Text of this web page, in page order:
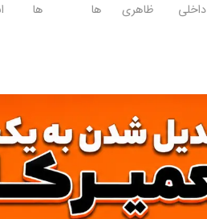
داخلی
ظاهری
ها
ها